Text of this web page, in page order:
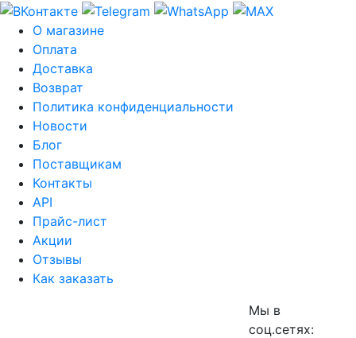
О магазине
Оплата
Доставка
Возврат
Политика конфиденциальности
Новости
Блог
Поставщикам
Контакты
API
Прайс-лист
Акции
Отзывы
Как заказать
Мы в
соц.сетях: